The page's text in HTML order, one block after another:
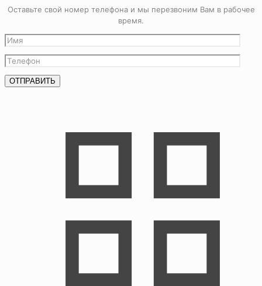
Оставьте свой номер телефона и мы перезвоним Вам в рабочее
время.